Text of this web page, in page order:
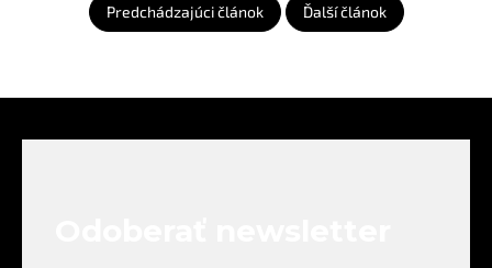
Predchádzajúci článok Ďalší článok